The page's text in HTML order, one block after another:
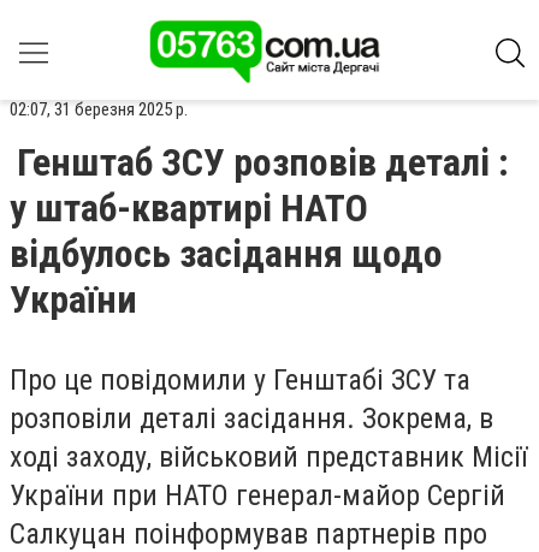
02:07, 31 березня 2025 р.
Генштаб ЗСУ розповів деталі :
у штаб-квартирі НАТО
відбулось засідання щодо
України
Про це повідомили у Генштабі ЗСУ та
розповіли деталі засідання. Зокрема, в
ході заходу, військовий представник Місії
України при НАТО генерал-майор Сергій
Салкуцан поінформував партнерів про